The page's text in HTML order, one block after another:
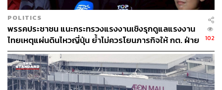
POLITICS
พรรคประชาชน แนะกระทรวงแรงงานเชิงรุกดูแลแรงงาน
ไทยเหตุแผ่นดินไหวญี่ปุ่น ย้ำไม่ควรโยนภารกิจให้ กต. ฝ่าย
เดียว
102